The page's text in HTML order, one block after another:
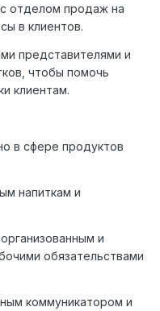
отделом продаж на
в клиентов.
представителями и
чтобы помочь
клиентам.
в сфере продуктов
напиткам и
и
обязательствами
коммуникатором и